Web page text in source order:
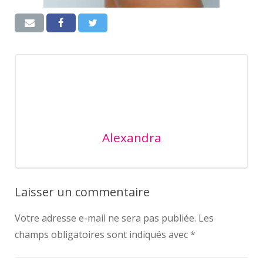
Alexandra
Laisser un commentaire
Votre adresse e-mail ne sera pas publiée. Les
champs obligatoires sont indiqués avec*